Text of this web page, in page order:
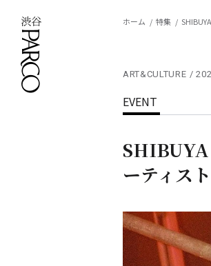
ホーム 特集
ART&CULTURE
EVENT
ーティス